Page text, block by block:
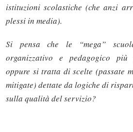
istituzioni scolastiche (che anzi
plessi in media).
Si pensa che le “mega”
organizzativo e pedagogico più
oppure si tratta di scelte (passate
mitigate) dettate da logiche di
sulla qualità del servizio?